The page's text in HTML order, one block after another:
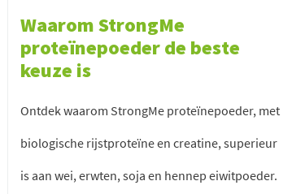
Waarom StrongMe
proteïnepoeder de beste
keuze is
Ontdek waarom StrongMe proteïnepoeder, met
biologische rijstproteïne en creatine, superieur
is aan wei, erwten, soja en hennep eiwitpoeder.